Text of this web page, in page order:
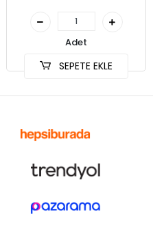
Adet
SEPETE EKLE